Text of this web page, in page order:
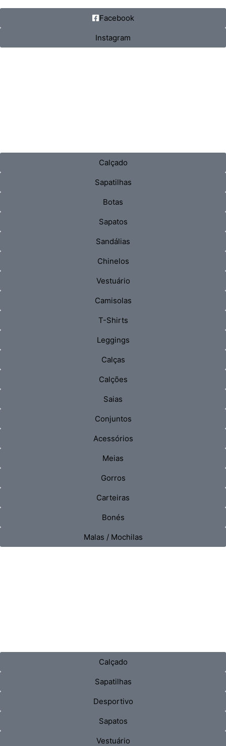
Facebook
Instagram
Calçado
Sapatilhas
Botas
Sapatos
Sandálias
Chinelos
Vestuário
Camisolas
T-Shirts
Leggings
Calças
Calções
Saias
Conjuntos
Acessórios
Meias
Gorros
Carteiras
Bonés
Malas / Mochilas
Calçado
Sapatilhas
Desportivo
Sapatos
Vestuário